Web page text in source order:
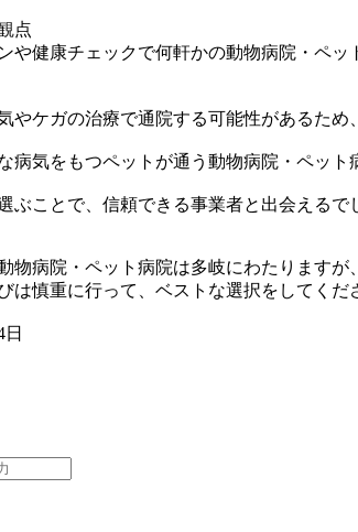
点
や健康チェックで何軒かの動物病院・ペ
やケガの治療で通院する可能性があるた
病気をもつペットが通う動物病院・ペッ
ぶことで、信頼できる事業者と出会えるで
物病院・ペット病院は多岐にわたりますが
は慎重に行って、ベストな選択をしてくだ